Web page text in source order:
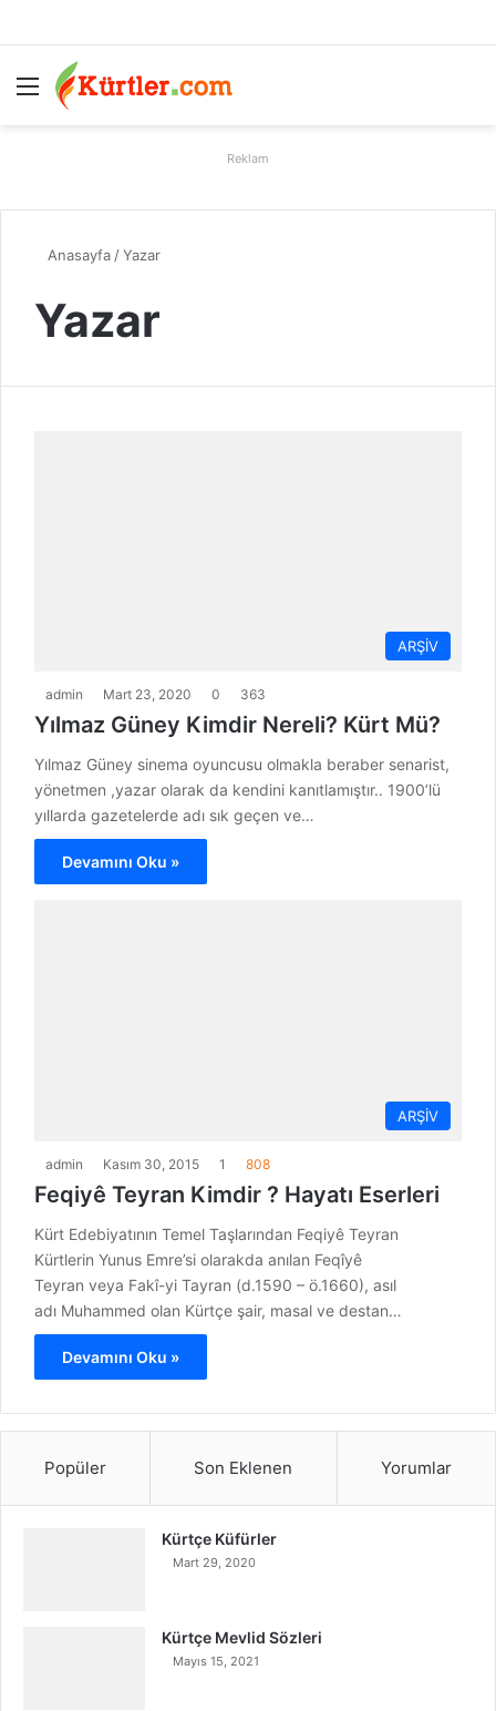
Menü
Reklam
Anasayfa /Yazar
Yazar
ARŞİV
admin Mart 23, 2020 0 363
Yılmaz Güney Kimdir Nereli? Kürt Mü?
Yılmaz Güney sinema oyuncusu olmakla beraber senarist,
yönetmen ,yazar olarak da kendini kanıtlamıştır.. 1900’lü
yıllarda gazetelerde adı sık geçen ve…
Devamını Oku »
ARŞİV
admin Kasım 30, 2015 1 808
Feqiyê Teyran Kimdir ? Hayatı Eserleri
Kürt Edebiyatının Temel Taşlarından Feqiyê Teyran
Kürtlerin Yunus Emre’si olarakda anılan Feqîyê
Teyran veya Fakî-yi Tayran (d.1590 – ö.1660), asıl
adı Muhammed olan Kürtçe şair, masal ve destan…
Devamını Oku »
Popüler Son Eklenen Yorumlar
Kürtçe Küfürler
Mart 29, 2020
Kürtçe Mevlid Sözleri
Mayıs 15, 2021